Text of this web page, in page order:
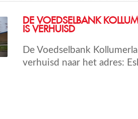
DE VOEDSELBANK
IS VERHUISD
De Voedselbank
verhuisd naar het adres: